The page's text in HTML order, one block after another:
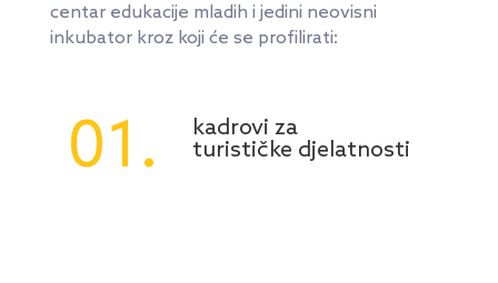
centar edukacije mladih i jedini neovisni
inkubator kroz koji će se profilirati:
01.
kadrovi za
turističke djelatnosti